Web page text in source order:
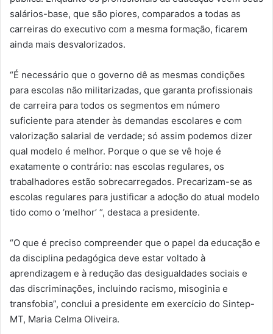
salários-base, que são piores, comparados a todas as
carreiras do executivo com a mesma formação, ficarem
ainda mais desvalorizados.
“É necessário que o governo dê as mesmas condições
para escolas não militarizadas, que garanta profissionais
de carreira para todos os segmentos em número
suficiente para atender às demandas escolares e com
valorização salarial de verdade; só assim podemos dizer
qual modelo é melhor. Porque o que se vê hoje é
exatamente o contrário: nas escolas regulares, os
trabalhadores estão sobrecarregados. Precarizam-se as
escolas regulares para justificar a adoção do atual modelo
tido como o ‘melhor’ “, destaca a presidente.
“O que é preciso compreender que o papel da educação e
da disciplina pedagógica deve estar voltado à
aprendizagem e à redução das desigualdades sociais e
das discriminações, incluindo racismo, misoginia e
transfobia”, conclui a presidente em exercício do Sintep-
MT, Maria Celma Oliveira.